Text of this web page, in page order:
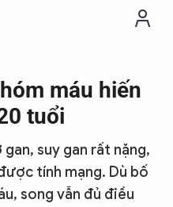
máu hiến
tuổi
suy gan rất nặng,
tính mạng. Dù bố
song vẫn đủ điều